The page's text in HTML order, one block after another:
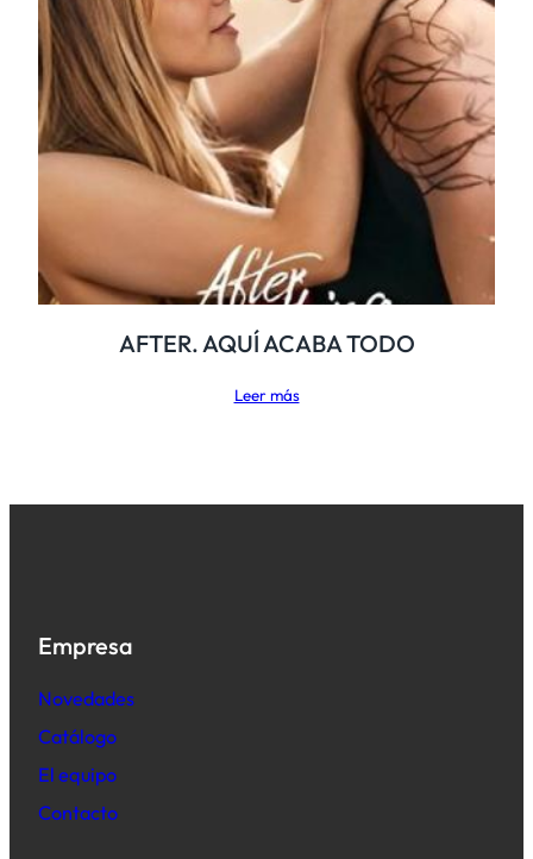
AFTER. AQUÍ ACABA TODO
Leer más
Empresa
Novedades
Catálogo
El equipo
Contacto